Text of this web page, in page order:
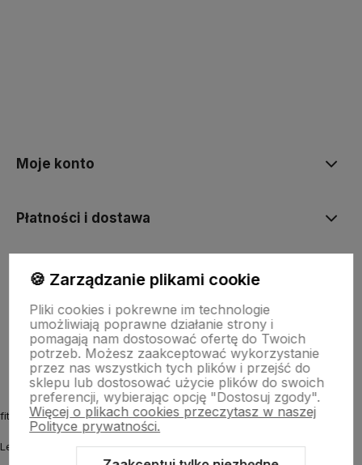
Moje konto
Płatności i dostawa
Informacje
O nas
fitmyhorse.pl Sklep jeździecki
Letnia 12
🍪 Zarządzanie plikami cookie
Pliki cookies i pokrewne im technologie
umożliwiają poprawne działanie strony i
pomagają nam dostosować ofertę do Twoich
potrzeb. Możesz zaakceptować wykorzystanie
przez nas wszystkich tych plików i przejść do
sklepu lub dostosować użycie plików do swoich
preferencji, wybierając opcję "Dostosuj zgody".
Więcej o plikach cookies przeczytasz w naszej
Polityce prywatności.